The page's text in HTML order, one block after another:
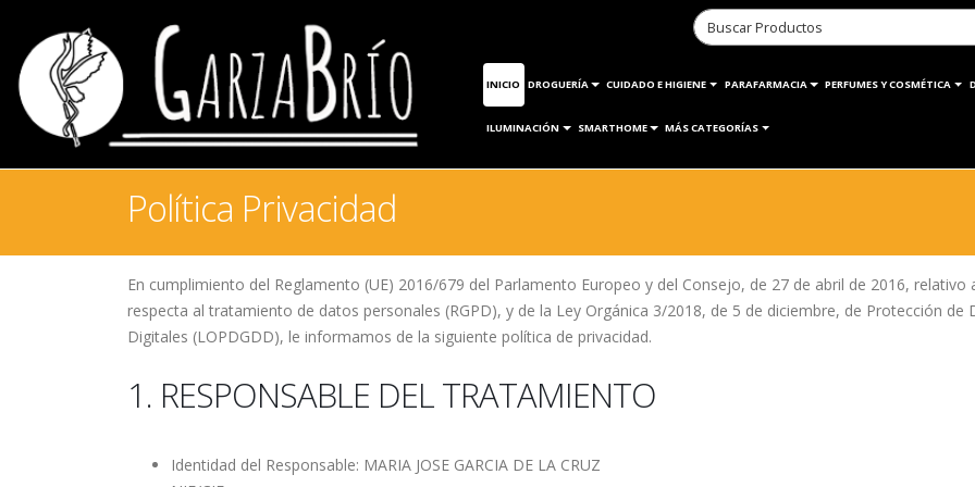
INICIO DROGUERÍA CUIDADO E HIGIENE PARAFARMACIA PERFUMES Y COSMÉTICA
ILUMINACIÓN SMARTHOME MÁS CATEGORÍAS
Política Privacidad
En cumplimiento del Reglamento (UE) 2016/679 del Parlamento Europeo y del Consejo, de 27 de abril de 2016,
respecta al tratamiento de datos personales (RGPD), y de la Ley Orgánica 3/2018, de 5 de diciembre, de Protección
Digitales (LOPDGDD), le informamos de la siguiente política de privacidad.
1. RESPONSABLE DEL TRATAMIENTO
Identidad del Responsable: MARIA JOSE GARCIA DE LA CRUZ